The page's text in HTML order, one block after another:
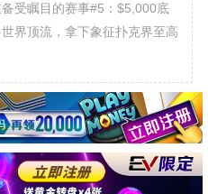
受瞩目的赛事#5：$5,000底
界顶流，拿下象征扑克界至高